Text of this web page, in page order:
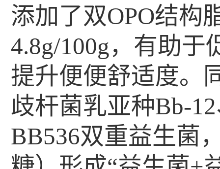
添加了双OPO结构
4.8g/100g，有助
提升便便舒适度。
歧杆菌乳亚种Bb-
BB536双重益生菌